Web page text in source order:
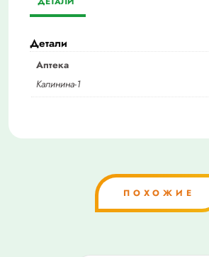
Детали
Аптека
Калинина-1
ПОХОЖИЕ